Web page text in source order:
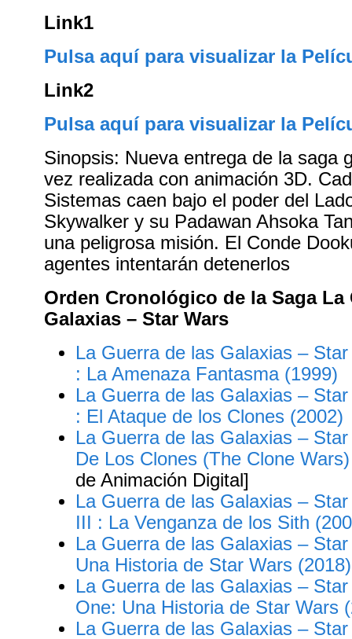
Link1
Pulsa aquí para visualizar la
Link2
Pulsa aquí para visualizar la
Sinopsis: Nueva entrega de la saga
vez realizada con animación 3D.
Sistemas caen bajo el poder del
Skywalker y su Padawan Ahsoka
una peligrosa misión. El Conde
agentes intentarán detenerlos
Orden Cronológico de la Saga La
Galaxias – Star Wars
La Guerra de las Galaxias –
: La Amenaza Fantasma (1999)
La Guerra de las Galaxias –
: El Ataque de los Clones (2002)
La Guerra de las Galaxias –
De Los Clones (The Clone
de Animación Digital]
La Guerra de las Galaxias –
III : La Venganza de los Sith
La Guerra de las Galaxias –
Una Historia de Star Wars (2018)
La Guerra de las Galaxias –
One: Una Historia de Star Wars
La Guerra de las Galaxias –